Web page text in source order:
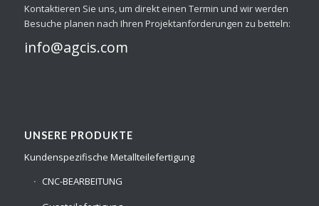
Kontaktieren Sie uns, um direkt einen Termin und wir werden
Besuche planen nach Ihren Projektanforderungen zu betteln:
info@agcis.com
UNSERE PRODUKTE
Kundenspezifische Metallteilefertigung
CNC-BEARBEITUNG